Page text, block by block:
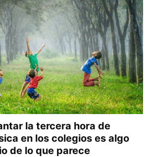
la tercera hora de
en los colegios es algo
de lo que parece